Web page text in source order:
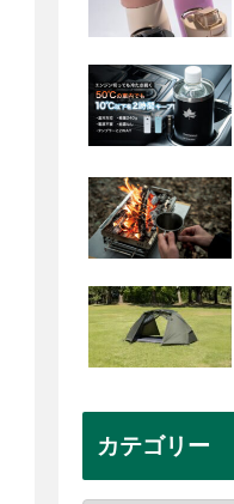
カテゴリー